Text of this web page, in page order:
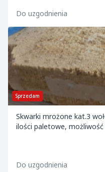
Do uzgodnienia
Sprzedam
Skwarki mrożone kat.3
ilości paletowe,
Do uzgodnienia